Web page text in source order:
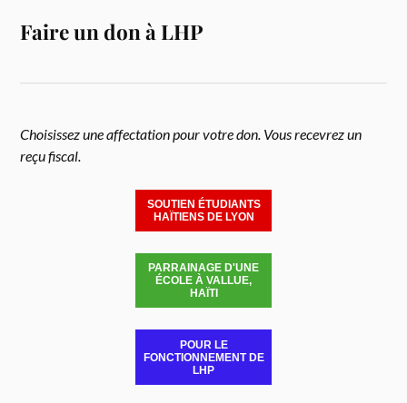
Faire un don à LHP
Choisissez une affectation pour votre don. Vous recevrez un
reçu fiscal.
SOUTIEN ÉTUDIANTS
HAÏTIENS DE LYON
PARRAINAGE D'UNE
ÉCOLE À VALLUE,
HAÏTI
POUR LE
FONCTIONNEMENT DE
LHP